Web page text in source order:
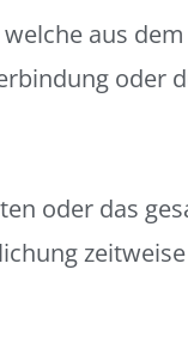
aus
oder
oder das